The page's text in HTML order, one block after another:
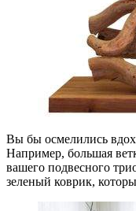
Вы бы осмелились
Например, большая
вашего подвесного
зеленый коврик,